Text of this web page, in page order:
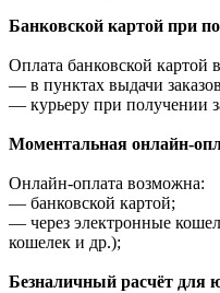
Банковской картой при
Оплата банковской картой
— в пунктах выдачи
— курьеру при получении
Моментальная онлайн-
Онлайн-оплата возможна:
— банковской картой;
— через электронные
кошелек и др.);
Безналичный расчёт для